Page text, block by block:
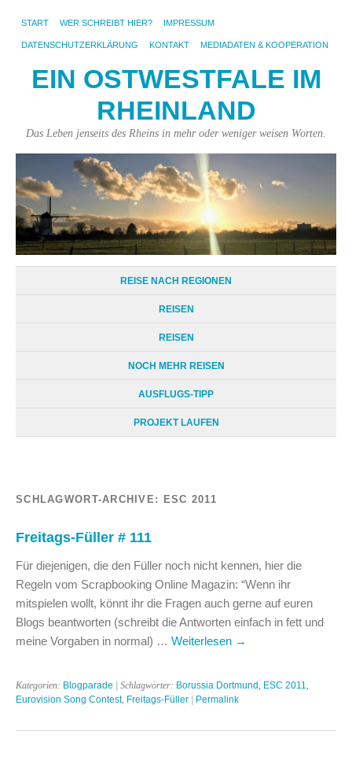
START WER SCHREIBT HIER? IMPRESSUM
DATENSCHUTZERKLÄRUNG KONTAKT MEDIADATEN & KOOPERATION
EIN OSTWESTFALE IM
RHEINLAND
Das Leben jenseits des Rheins in mehr oder weniger weisen Worten.
REISE NACH REGIONEN
REISEN
REISEN
NOCH MEHR REISEN
AUSFLUGS-TIPP
PROJEKT LAUFEN
SCHLAGWORT-ARCHIVE: ESC 2011
Freitags-Füller # 111
Für diejenigen, die den Füller noch nicht kennen, hier die
Regeln vom Scrapbooking Online Magazin: “Wenn ihr
mitspielen wollt, könnt ihr die Fragen auch gerne auf euren
Blogs beantworten (schreibt die Antworten einfach in fett und
meine Vorgaben in normal) … Weiterlesen →
Kategorien: Blogparade | Schlagwörter: Borussia Dortmund ESC 2011
Eurovision Song Contest, Freitags-Füller | Permalink